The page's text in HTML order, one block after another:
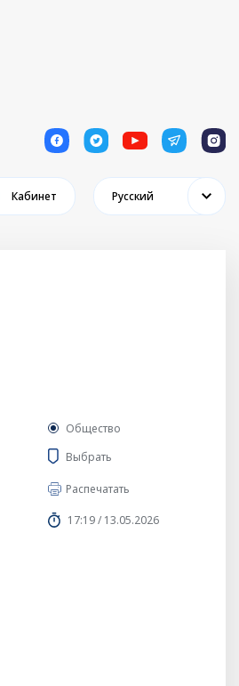
1 1 1 1 1
Кабинет Русский
Общество
Выбрать
Распечатать
17:19 / 13.05.2026